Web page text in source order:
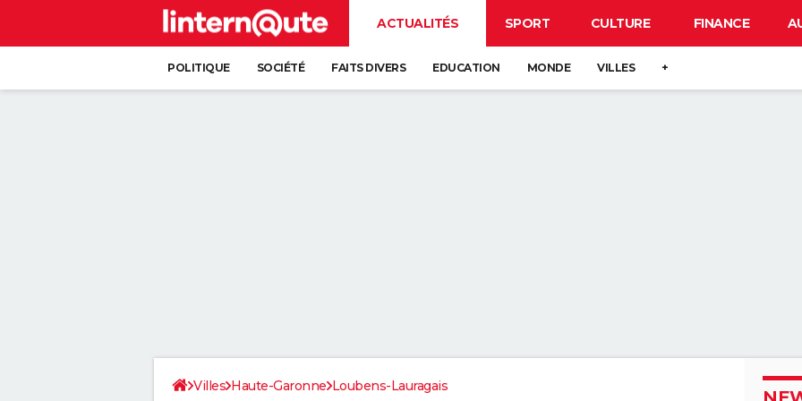
ACTUALITÉS SPORT CULTURE FINANCE
POLITIQUE SOCIÉTÉ FAITS DIVERS EDUCATION MONDE VILLES +
Villes Haute-Garonne Loubens-Lauragais